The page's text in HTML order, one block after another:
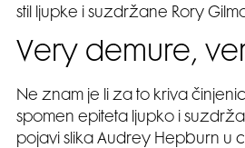
stil ljupke i suzdržane Rory
Very demure,
Ne znam je li za to kriva
spomen epiteta ljupko i
pojavi slika Audrey Hepburn u